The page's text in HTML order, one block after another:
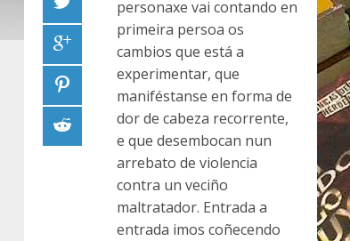
personaxe vai contando en
primeira persoa os
cambios que está a
experimentar, que
maniféstanse en forma de
dor de cabeza recorrente,
e que desembocan nun
arrebato de violencia
contra un veciño
maltratador. Entrada a
entrada imos coñecendo